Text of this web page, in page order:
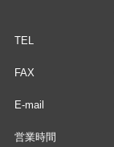
TEL
FAX
E-mail
営業時間